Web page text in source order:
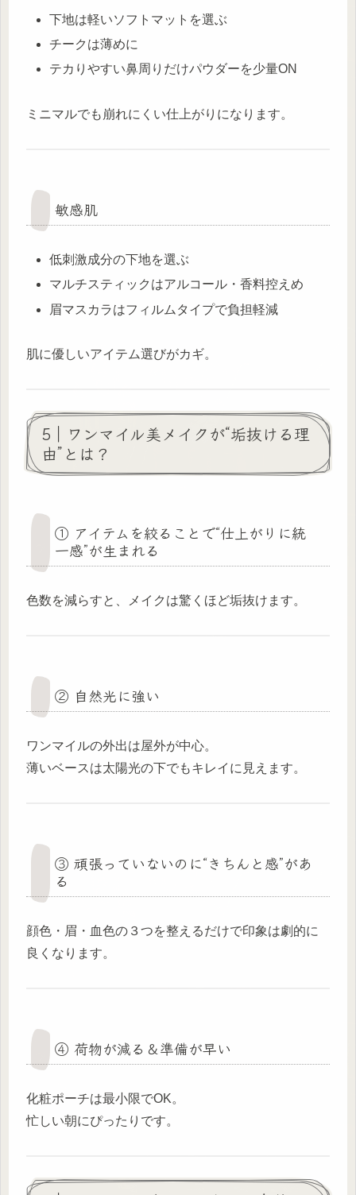
下地は軽いソフトマットを選ぶ
チークは薄めに
テカりやすい鼻周りだけパウダーを少量ON
ミニマルでも崩れにくい仕上がりになります。
敏感肌
低刺激成分の下地を選ぶ
マルチスティックはアルコール・香料控えめ
眉マスカラはフィルムタイプで負担軽減
肌に優しいアイテム選びがカギ。
5｜ワンマイル美メイクが“垢抜ける理
由”とは？
① アイテムを絞ることで“仕上がりに統
一感”が生まれる
色数を減らすと、メイクは驚くほど垢抜けます。
② 自然光に強い
ワンマイルの外出は屋外が中心。
薄いベースは太陽光の下でもキレイに見えます。
③ 頑張っていないのに“きちんと感”があ
る
顔色・眉・血色の３つを整えるだけで印象は劇的に
良くなります。
④ 荷物が減る＆準備が早い
化粧ポーチは最小限でOK。
忙しい朝にぴったりです。